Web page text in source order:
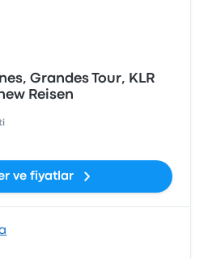
Grandes Tour, KLR
Reisen
ve fiyatlar